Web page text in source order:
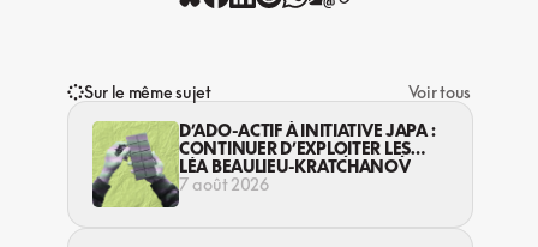
Sur le même sujet
Voir tous
D’ADO-ACTIF À INITIATIVE JAPA :
CONTINUER D’EXPLOITER LES
JEUNES… DANS LA LÉGALITÉ?
LÉA BEAULIEU-KRATCHANOV
7 août 2026